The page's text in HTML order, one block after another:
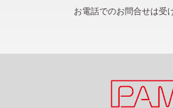
お電話でのお問合せは受